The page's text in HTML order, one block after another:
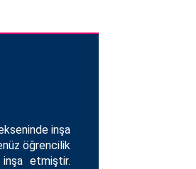
inşa
öğrencilik
etmiştir.